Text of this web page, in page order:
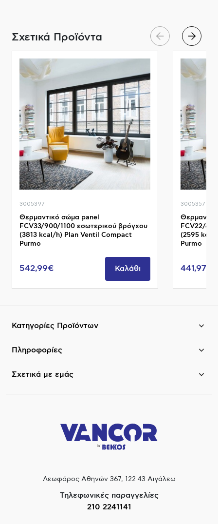
Σχετικά Προϊόντα
3005397
Θερμαντικό σώμα panel
FCV33/900/1100 εσωτερικού βρόγχου
(3813 kcal/h) Plan Ventil Compact
Purmo
542,99€ Καλάθι
3005357
FCV22/
(2595
Purmo
441,97€
Κατηγορίες Προϊόντων
Πληροφορίες
Σχετικά με εμάς
Λεωφόρος Αθηνών 367, 122 43 Αιγάλεω
Τηλεφωνικές παραγγελίες
210 2241141